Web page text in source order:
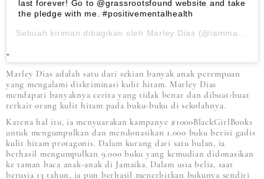
last forever! Go to @grassrootsfound website and take
the pledge with me. #positivementalhealth
Sebuah kiriman dibagikan oleh Marley Dias (@iammarleydias) pada
Marley Dias adalah satu dari sekian banyak anak perempuan
yang mengalami diskriminasi kulit hitam. Marley Dias
mendapati banyaknya cerita yang tidak benar dan dibuat-buat
terkait orang kulit hitam pada buku-buku di sekolahnya.
Karena hal itu, ia menyuarakan kampanye #1000BlackGirlBooks
untuk mengumpulkan dan mendonasikan 1.000 buku berisi gadis
kulit hitam protagonis. Dalam kurang dari satu bulan, ia
berhasil mengumpulkan 9.000 buku yang kemudian didonasikan
ke taman baca anak-anak di Jamaika. Dalam usia belia, saat
berusia 13 tahun, ia pun berhasil menerbitkan bukunya sendiri